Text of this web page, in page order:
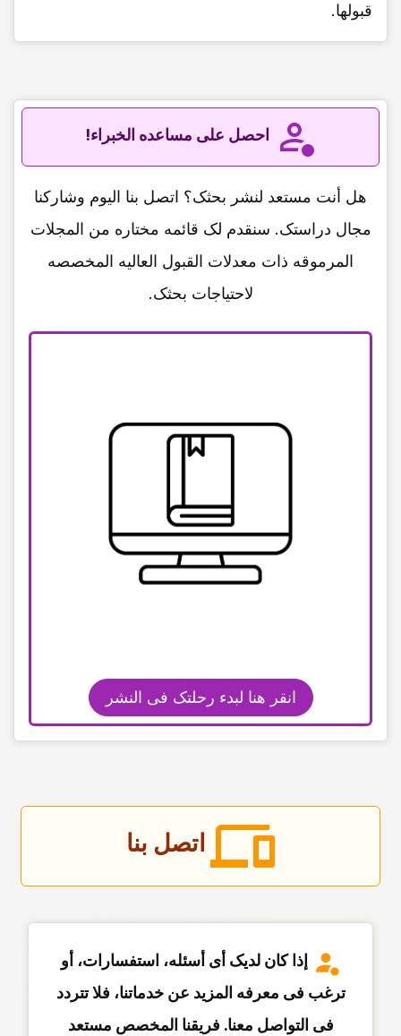
قبولها.
احصل على مساعده الخبراء!
هل أنت مستعد لنشر بحثک؟ اتصل بنا الیوم وشارکنا
مجال دراستک. سنقدم لک قائمه مختاره من المجلات
المرموقه ذات معدلات القبول العالیه المخصصه
لاحتیاجات بحثک.
انقر هنا لبدء رحلتک فی النشر
اتصل بنا
إذا کان لدیک أی أسئله، استفسارات، أو
ترغب فی معرفه المزید عن خدماتنا، فلا تتردد
فی التواصل معنا. فریقنا المخصص مستعد